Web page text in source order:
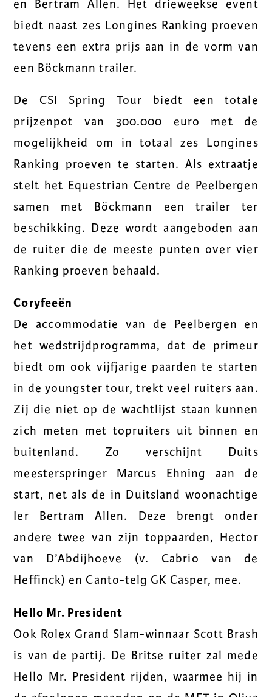
en Bertram Allen. Het drieweekse event
biedt naast zes Longines Ranking proeven
tevens een extra prijs aan in de vorm van
een Böckmann trailer.
De CSI Spring Tour biedt een totale
prijzenpot van 300.000 euro met de
mogelijkheid om in totaal zes Longines
Ranking proeven te starten. Als extraatje
stelt het Equestrian Centre de Peelbergen
samen met Böckmann een trailer ter
beschikking. Deze wordt aangeboden aan
de ruiter die de meeste punten over vier
Ranking proeven behaald.
Coryfeeën
De accommodatie van de Peelbergen en
het wedstrijdprogramma, dat de primeur
biedt om ook vijfjarige paarden te starten
in de youngster tour, trekt veel ruiters aan.
Zij die niet op de wachtlijst staan kunnen
zich meten met topruiters uit binnen en
buitenland. Zo verschijnt Duits
meesterspringer Marcus Ehning aan de
start, net als de in Duitsland woonachtige
Ier Bertram Allen. Deze brengt onder
andere twee van zijn toppaarden, Hector
van D’Abdijhoeve (v. Cabrio van de
Heffinck) en Canto-telg GK Casper, mee.
Hello Mr. President
Ook Rolex Grand Slam-winnaar Scott Brash
is van de partij. De Britse ruiter zal mede
Hello Mr. President rijden, waarmee hij in